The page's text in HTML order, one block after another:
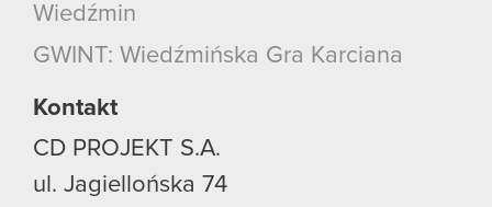
Wiedźmin
GWINT: Wiedźmińska Gra Karciana
Kontakt
CD PROJEKT S.A.
ul. Jagiellońska 74